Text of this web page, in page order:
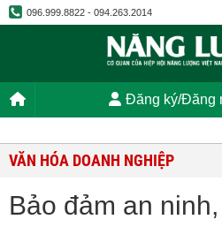
096.999.8822 - 094.263.2014
Đăng ký/Đăng
VĂN HÓA DOANH NGHIỆP
Bảo đảm an